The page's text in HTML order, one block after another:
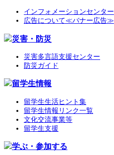
インフォメーションセンター
広告について≪バナー広告≫
災害・防災
災害多言語支援センター
防災ガイド
留学生情報
留学生生活ヒント集
留学生情報リンク一覧
文化交流事業等
留学生支援
学ぶ・参加する